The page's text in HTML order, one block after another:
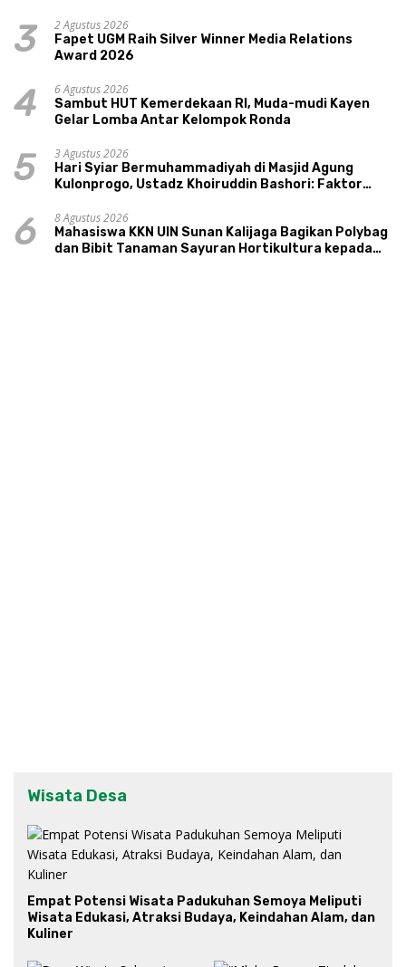
3
2 Agustus 2026
Fapet UGM Raih Silver Winner Media Relations
Award 2026
4
6 Agustus 2026
Sambut HUT Kemerdekaan RI, Muda-mudi Kayen
Gelar Lomba Antar Kelompok Ronda
5
3 Agustus 2026
Hari Syiar Bermuhammadiyah di Masjid Agung
Kulonprogo, Ustadz Khoiruddin Bashori: Faktor
6
8 Agustus 2026
Mahasiswa KKN UIN Sunan Kalijaga Bagikan Polybag
dan Bibit Tanaman Sayuran Hortikultura kepada
Wisata Desa
Empat Potensi Wisata Padukuhan Semoya Meliputi
Wisata Edukasi, Atraksi Budaya, Keindahan Alam, dan
Kuliner